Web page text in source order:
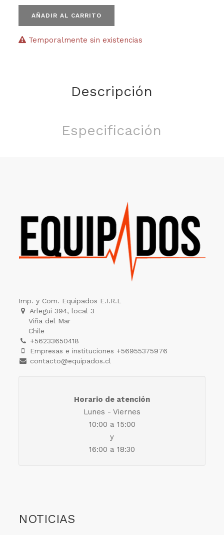
AÑADIR AL CARRITO
Temporalmente sin existencias
Descripción
Especificación
Imp. y Com. Equipados E.I.R.L
Arlegui 394, local 3
Viña del Mar
Chile
+56233650418
Empresas e instituciones +56955375976
contacto@equipados.cl
Horario de atención
Lunes - Viernes
10:00 a 15:00
y
16:00 a 18:30
NOTICIAS